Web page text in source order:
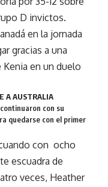
D invictos.
en la jornada
gracias a una
en un duelo
A AUSTRALIA
con su
quedarse con el primer
con ocho
escuadra de
veces, Heather